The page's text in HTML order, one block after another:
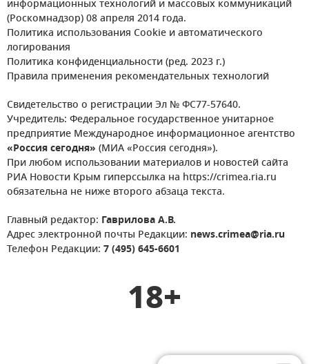
информационных технологий и массовых коммуникаций
(Роскомнадзор) 08 апреля 2014 года.
Политика использования Cookie и автоматического
логирования
Политика конфиденциальности (ред. 2023 г.)
Правила применения рекомендательных технологий
Свидетельство о регистрации Эл № ФС77-57640.
Учредитель: Федеральное государственное унитарное
предприятие Международное информационное агентство
«Россия сегодня» (МИА «Россия сегодня»).
При любом использовании материалов и новостей сайта
РИА Новости Крым гиперссылка на https://crimea.ria.ru
обязательна не ниже второго абзаца текста.
Главный редактор: Гаврилова А.В.
Адрес электронной почты Редакции: news.crimea@ria.ru
Телефон Редакции: 7 (495) 645-6601
18+